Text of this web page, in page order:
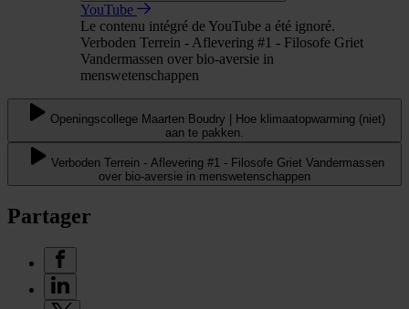
YouTube
Le contenu intégré de YouTube a été ignoré.
Verboden Terrein - Aflevering #1 - Filosofe Griet
Vandermassen over bio-aversie in
menswetenschappen
Openingscollege Maarten Boudry | Hoe klimaatopwarming (niet)
aan te pakken.
Verboden Terrein - Aflevering #1 - Filosofe Griet Vandermassen
over bio-aversie in menswetenschappen
Partager